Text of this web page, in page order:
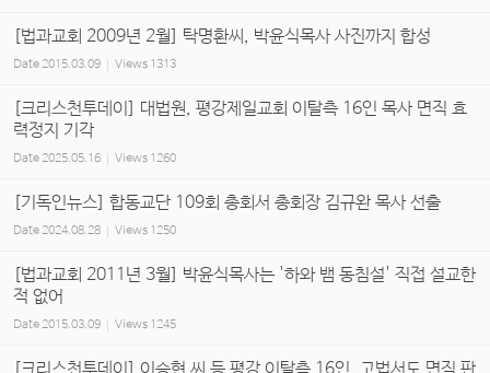
[법과교회 2009년 2월] 탁명환씨, 박윤식목사 사진까지 합성
Date 2015.03.09 Views 1313
[크리스천투데이] 대법원, 평강제일교회 이탈측 16인 목사 면직 효
력정지 기각
Date 2025.05.16 Views 1260
[기독인뉴스] 합동교단 109회 총회서 총회장 김규완 목사 선출
Date 2024.08.28 Views 1250
[법과교회 2011년 3월] 박윤식목사는 '하와 뱀 동침설' 직접 설교한
적 없어
Date 2015.03.09 Views 1245